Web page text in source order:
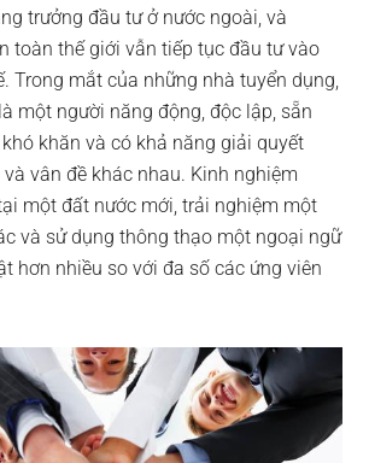
trưởng đầu tư ở nước ngoài, và
toàn thế giới vẫn tiếp tục đầu tư vào
Trong mắt của những nhà tuyển dụng,
một người năng động, độc lập, sẵn
khăn và có khả năng giải quyết
vân đề khác nhau. Kinh nghiệm
một đất nước mới, trải nghiệm một
và sử dụng thông thạo một ngoại ngữ
hơn nhiều so với đa số các ứng viên